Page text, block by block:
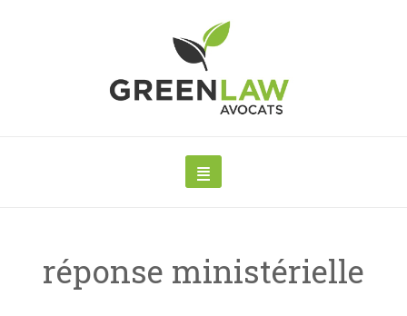
réponse ministérielle